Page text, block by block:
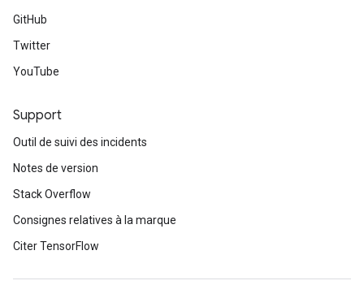
GitHub
Twitter
YouTube
Support
Outil de suivi des incidents
Notes de version
Stack Overflow
Consignes relatives à la marque
Citer TensorFlow